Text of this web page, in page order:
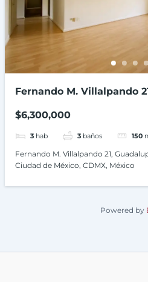
Fernando M. Villalpando
$6,300,000
3 hab 3 baños 150
Fernando M. Villalpando 21,
Ciudad de México, CDMX, México
Powered by